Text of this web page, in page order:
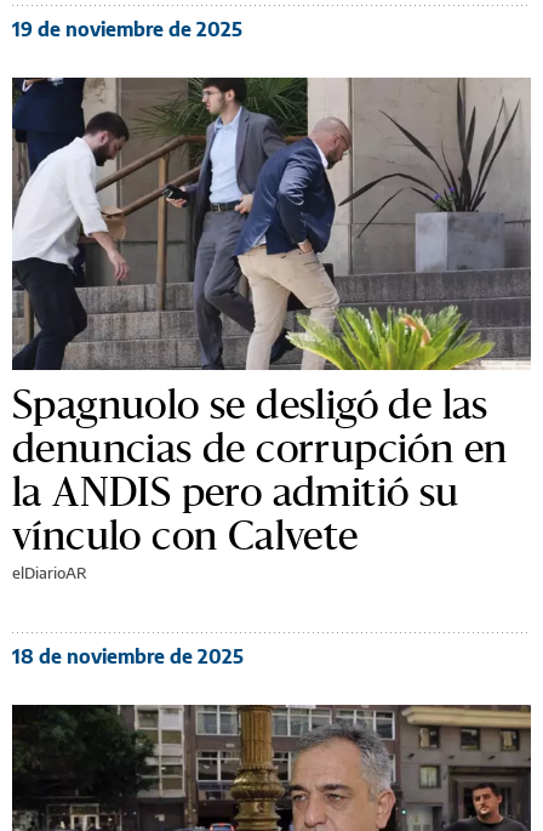
19 de noviembre de 2025
Spagnuolo se desligó de las
denuncias de corrupción en
la ANDIS pero admitió su
vínculo con Calvete
elDiarioAR
18 de noviembre de 2025